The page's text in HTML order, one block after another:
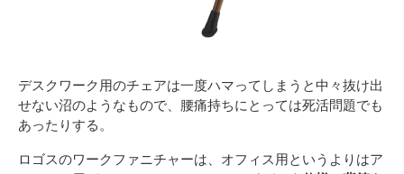
デスクワーク用のチェアは一度ハマってしまうと中々抜け出
せない沼のようなもので、腰痛持ちにとっては死活問題でも
あったりする。
ロゴスのワークファニチャーは、オフィス用というよりはア